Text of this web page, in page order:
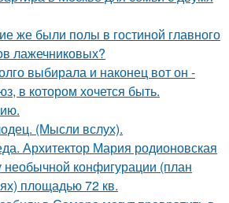
же были полы в гостиной главного
лажечниковых?
выбирала и наконец вот он -
в котором хочется быть.
(Мысли вслух).
Архитектор Мария родионовская
конфигурации (план
площадью 72 кв.